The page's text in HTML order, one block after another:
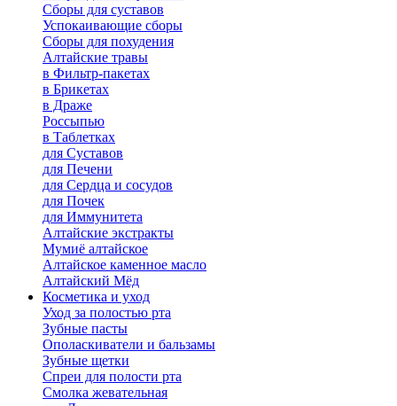
Сборы для суставов
Успокаивающие сборы
Сборы для похудения
Алтайские травы
в Фильтр-пакетах
в Брикетах
в Драже
Россыпью
в Таблетках
для Cуставов
для Печени
для Сердца и сосудов
для Почек
для Иммунитета
Алтайские экстракты
Мумиё алтайское
Алтайское каменное масло
Алтайский Мёд
Косметика и уход
Уход за полостью рта
Зубные пасты
Ополаскиватели и бальзамы
Зубные щетки
Спреи для полости рта
Смолка жевательная